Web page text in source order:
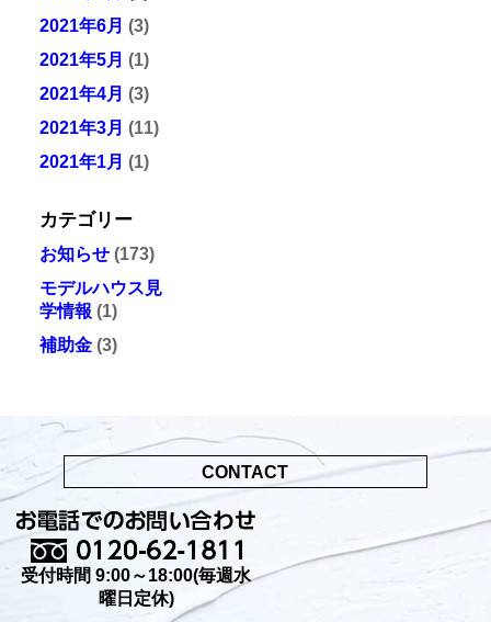
2021年6月 (3)
2021年5月 (1)
2021年4月 (3)
2021年3月 (11)
2021年1月 (1)
カテゴリー
お知らせ (173)
モデルハウス見
学情報 (1)
補助金 (3)
CONTACT
受付時間 9:00～18:00(毎週水
曜日定休)